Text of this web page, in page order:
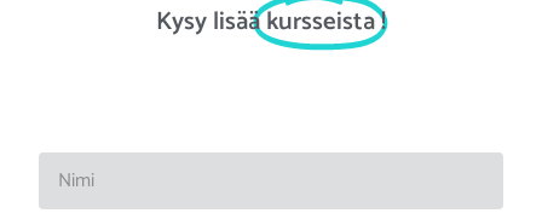
Kysy lisääkursseista!